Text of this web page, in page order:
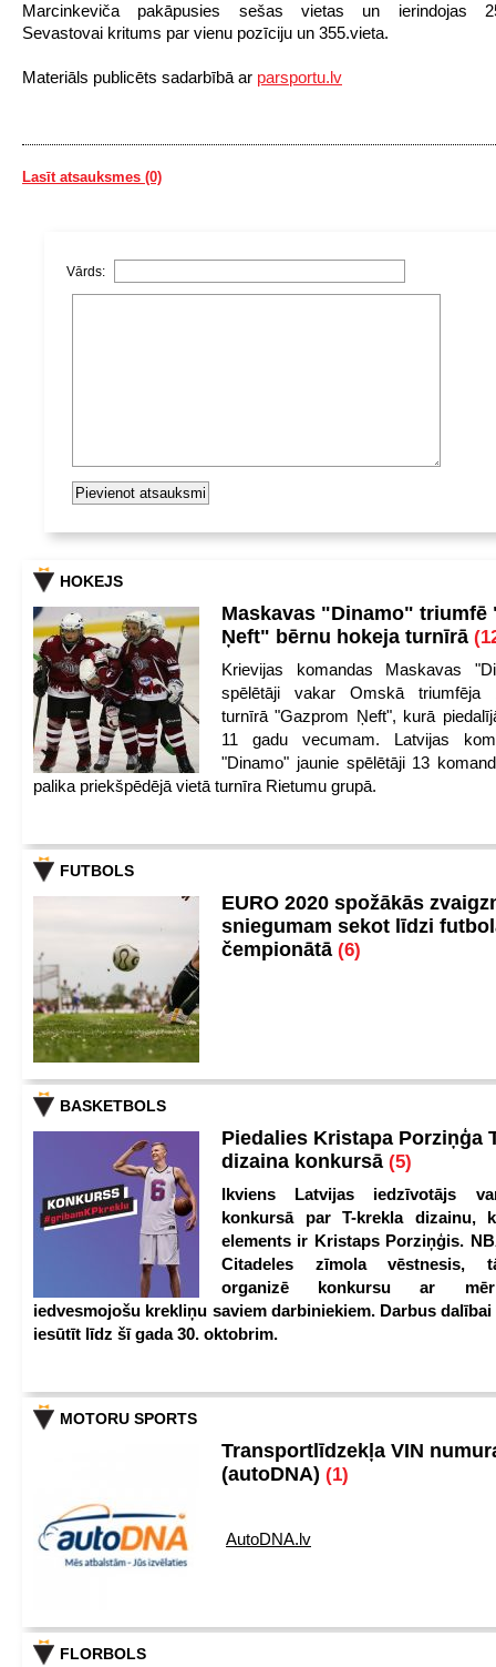
Marcinkeviča pakāpusies sešas vietas un ierindojas
Sevastovai kritums par vienu pozīciju un 355.vieta.
Materiāls publicēts sadarbībā ar parsportu.lv
Lasīt atsauksmes (0)
Vārds:
HOKEJS
Maskavas "Dinamo" triumfē
Ņeft" bērnu hokeja turnīrā
Krievijas komandas Maskavas
spēlētāji vakar Omskā triumfēja
turnīrā "Gazprom Ņeft", kurā
11 gadu vecumam. Latvijas
"Dinamo" jaunie spēlētāji 13
palika priekšpēdējā vietā turnīra Rietumu grupā.
FUTBOLS
EURO 2020 spožākās
sniegumam sekot līdzi
čempionātā (6)
BASKETBOLS
Piedalies Kristapa Porziņģa
dizaina konkursā (5)
Ikviens Latvijas iedzīvotājs
konkursā par T-krekla dizainu,
elements ir Kristaps Porziņģis.
Citadeles zīmola vēstnesis,
organizē konkursu ar
iedvesmojošu krekliņu saviem darbiniekiem. Darbus
iesūtīt līdz šī gada 30. oktobrim.
MOTORU SPORTS
Transportlīdzekļa VIN
(autoDNA) (1)
AutoDNA.lv
FLORBOLS